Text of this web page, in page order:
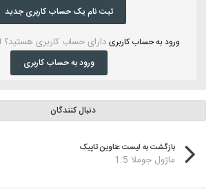
ثبت نام یک حساب کاربری جدید
ورود به حساب کاربری دارای حساب کاربری هستید؟
ورود به حساب کاربری
دنبال کنندگان
بازگشت به لیست عناوین تاپیک
ماژول جوملا 1.5